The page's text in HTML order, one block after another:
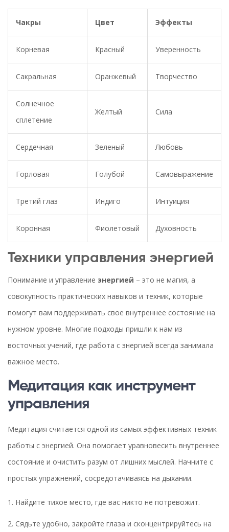
Чакры Цвет Эффекты
Корневая Красный Уверенность
Сакральная Оранжевый Творчество
Солнечное
сплетение
Желтый Сила
Сердечная Зеленый Любовь
Горловая Голубой Самовыражение
Третий глаз Индиго Интуиция
Коронная Фиолетовый Духовность
Техники управления энергией
Понимание и управление энергией – это не магия, а
совокупность практических навыков и техник, которые
помогут вам поддерживать свое внутреннее состояние на
нужном уровне. Многие подходы пришли к нам из
восточных учений, где работа с энергией всегда занимала
важное место.
Медитация как инструмент
управления
Медитация считается одной из самых эффективных техник
работы с энергией. Она помогает уравновесить внутреннее
состояние и очистить разум от лишних мыслей. Начните с
простых упражнений, сосредотачиваясь на дыхании.
Найдите тихое место, где вас никто не потревожит.
Сядьте удобно, закройте глаза и сконцентрируйтесь на